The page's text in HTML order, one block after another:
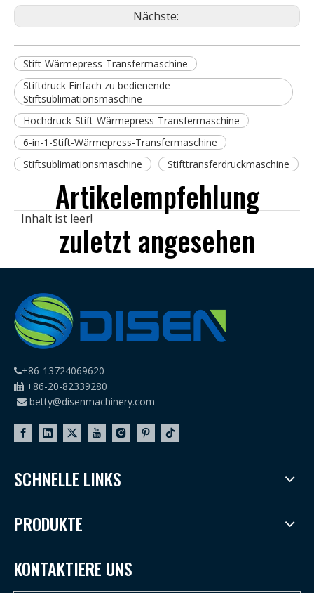
Nächste:
Stift-Wärmepress-Transfermaschine
Stiftdruck Einfach zu bedienende
Stiftsublimationsmaschine
Hochdruck-Stift-Wärmepress-Transfermaschine
6-in-1-Stift-Wärmepress-Transfermaschine
Stiftsublimationsmaschine
Stifttransferdruckmaschine
Artikelempfehlung
Inhalt ist leer!
zuletzt angesehen
+86-13724069620
 +86-20-82339280
 betty@disenmachinery.com
SCHNELLE LINKS
PRODUKTE
KONTAKTIERE UNS